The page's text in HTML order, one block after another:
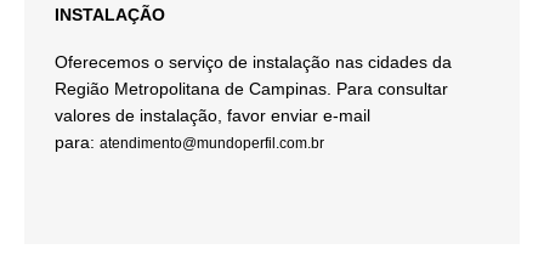
INSTALAÇÃO
Oferecemos o serviço de instalação nas cidades da
Região Metropolitana de Campinas. Para consultar
valores de instalação, favor enviar e-mail
para: atendimento@mundoperfil.com.br